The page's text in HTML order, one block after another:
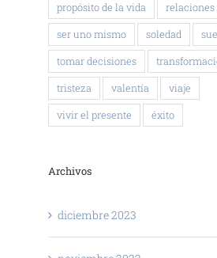
propósito de la vida relaciones
ser uno mismo soledad
tomar decisiones
tristeza valentía viaje
vivir el presente éxito
Archivos
diciembre 2023